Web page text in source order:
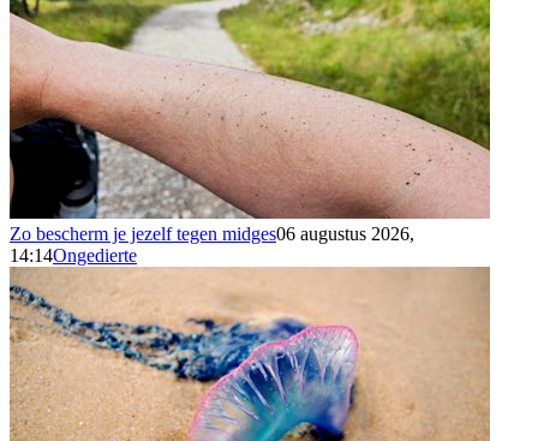
Zo bescherm je jezelf tegen midges06 augustus 2026,
14:14Ongedierte